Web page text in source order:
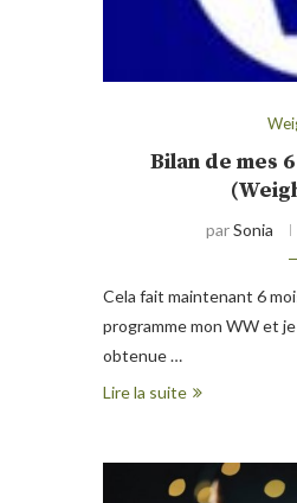
Bilan de mes
parSonia
Cela fait maintenant 6
programme mon WW et
obtenue …
Lire la suite